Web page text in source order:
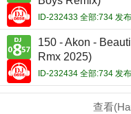
ID-232433 全部:734 发
150 - Akon -
Rmx 2025)
ID-232434 全部:734 发
查看